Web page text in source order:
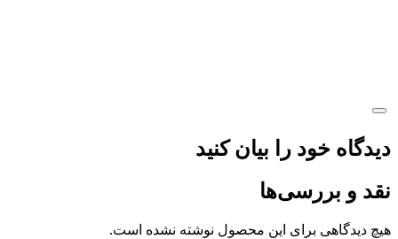
دیدگاه خود را بیان کنید
نقد و بررسی‌ها
هیچ دیدگاهی برای این محصول نوشته نشده است.